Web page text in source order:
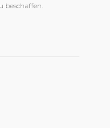
beschaffen.